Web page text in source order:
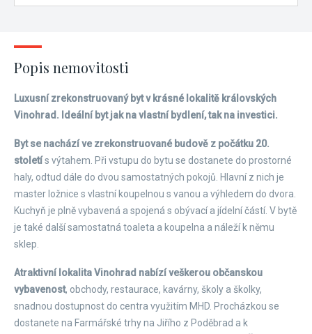
Popis nemovitosti
Luxusní zrekonstruovaný byt v krásné lokalitě královských
Vinohrad. Ideální byt jak na vlastní bydlení, tak na investici.
Byt se nachází ve zrekonstruované budově z počátku 20.
stoletís výtahem. Při vstupu do bytu se dostanete do prostorné
haly, odtud dále do dvou samostatných pokojů. Hlavní z nich je
master ložnice s vlastní koupelnou s vanou a výhledem do dvora.
Kuchyň je plně vybavená a spojená s obývací a jídelní částí. V bytě
je také další samostatná toaleta a koupelna a náleží k němu
sklep.
Atraktivní lokalita Vinohrad nabízí veškerou občanskou
vybavenost, obchody, restaurace, kavárny, školy a školky,
snadnou dostupnost do centra využitím MHD. Procházkou se
dostanete na Farmářské trhy na Jiřího z Poděbrad a k